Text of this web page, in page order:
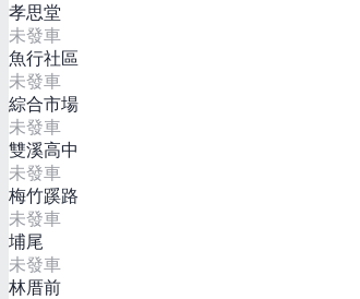
孝思堂
未發車
魚行社區
未發車
綜合市場
未發車
雙溪高中
未發車
梅竹蹊路
未發車
埔尾
未發車
林厝前